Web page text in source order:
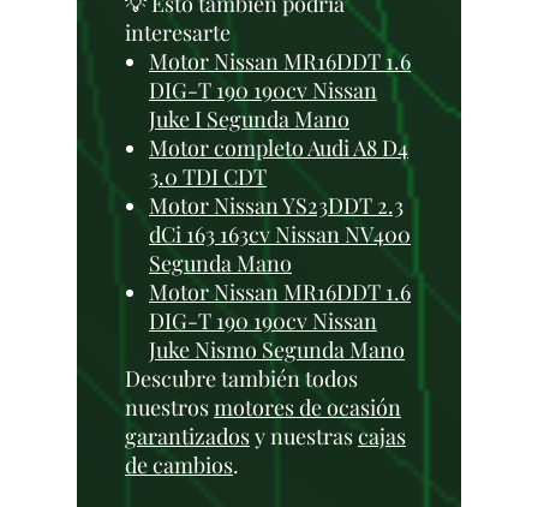
interesarte
Motor Nissan MR16DDT 1.6
DIG-T 190 190cv Nissan
Juke I Segunda Mano
Motor completo Audi A8 D4
3.0 TDI CDT
Motor Nissan YS23DDT 2.3
dCi 163 163cv Nissan NV400
Segunda Mano
Motor Nissan MR16DDT 1.6
DIG-T 190 190cv Nissan
Juke Nismo Segunda Mano
Descubre también todos
nuestrosmotores de ocasión
garantizadosy nuestrascajas
de cambios.